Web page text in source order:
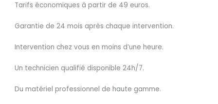
Tarifs économiques à partir de 49 euros.
Garantie de 24 mois après chaque intervention.
Intervention chez vous en moins d’une heure.
Un technicien qualifié disponible 24h/7.
Du matériel professionnel de haute gamme.